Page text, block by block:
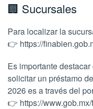
🏢 Sucursales
Para localizar la
👉 https://
Es importante
solicitar un préstamo
2026 es a través del
👉 https://